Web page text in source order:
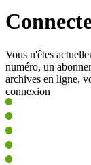
Vous n'êtes
numéro, un
archives en ligne,
connexion